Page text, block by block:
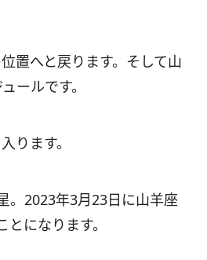
置へと戻ります。そして山
ールです。
ります。
。2023年3月23日に山羊座
になります。